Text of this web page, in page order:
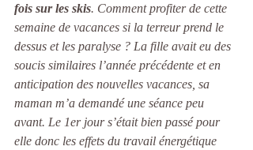
fois sur les skis. Comment profiter de cette
semaine de vacances si la terreur prend le
dessus et les paralyse ? La fille avait eu des
soucis similaires l’année précédente et en
anticipation des nouvelles vacances, sa
maman m’a demandé une séance peu
avant. Le 1er jour s’était bien passé pour
elle donc les effets du travail énergétique